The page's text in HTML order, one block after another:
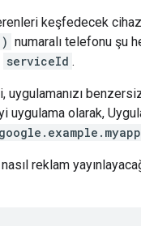
keşfedecek
numaralı telefonu şu
serviceId .
uygulamanızı
uygulama olarak,
reklam